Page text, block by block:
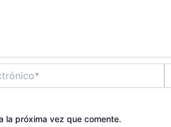
la próxima vez que comente.